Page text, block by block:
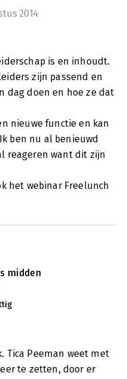
2014
is en inhoudt.
zijn passend en
dag doen en hoe ze dat
nieuwe functie en kan
ben nu al benieuwd
reageren want dit zijn
het webinar Freelunch
midden
Tica Peeman weet met
te zetten, door er